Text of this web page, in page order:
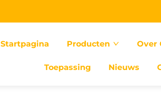
Startpagina Producten Over
Toepassing Nieuws